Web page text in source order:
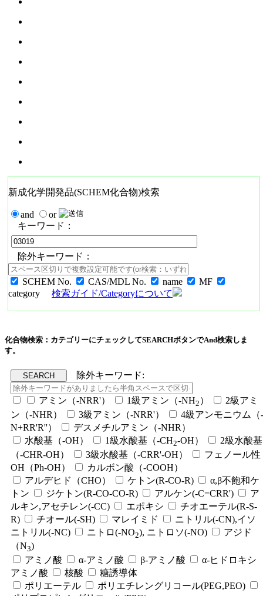
新成化学開発品(SCHEM化合物)検索
and
or
キーワード：
除外キーワード：
SCHEM No. CAS/MDL No. name
MF
category
検索ガイド/Categoryについて
化合物検索：カテゴリーにチェックしてSEARCHボタンでAnd検索しま
す。
除外キーワード:
アミン（-NRR'） 1級アミン（-NH2 ）
2級アミ
ン（-NHR）
3級アミン（-NRR'）
4級アンモニウム（-
N+RR'R''）
デスメチルアミン（-NHR）
水酸基（-OH）
1級水酸基（-CH2-OH）
2級水酸基
（-CHR-OH）
3級水酸基（-CRR'-OH）
フェノール性
OH（Ph-OH）
カルボン酸（-COOH）
アルデヒド（CHO）
ケトン(R-CO-R)
α,β不飽和ケ
トン
ジケトン(R-CO-CO-R) アルケン(-C=CRR')
ア
ルキン,アセチレン(-CC)
エポキシ
チオエーテル(R-S-
R)
チオール(-SH) マレイミド
ニトリル(-CN),イソ
ニトリル(-NC)
ニトロ(-NO2), ニトロソ(-NO)
アジド
（N3)
アミノ酸
α-アミノ酸 β-アミノ酸
α-ヒドロキシ
アミノ酸
核酸
糖誘導体
ポリエーテル
ポリエチレングリコール(PEG,PEO)